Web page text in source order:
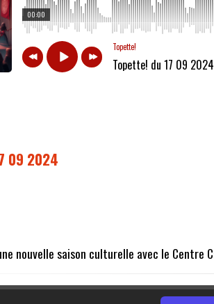
00:00
Topette!
Topette! du 17 09 2024
09 2024
nouvelle saison culturelle avec le Centre